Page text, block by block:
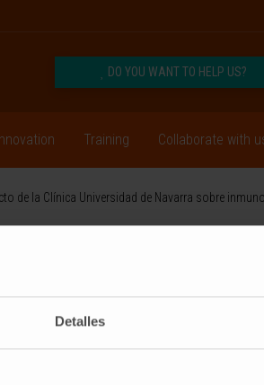
Detalles
DO YOU WANT TO HELP US?
Training Collaborate with
de la Clínica Universidad de Navarra sobre